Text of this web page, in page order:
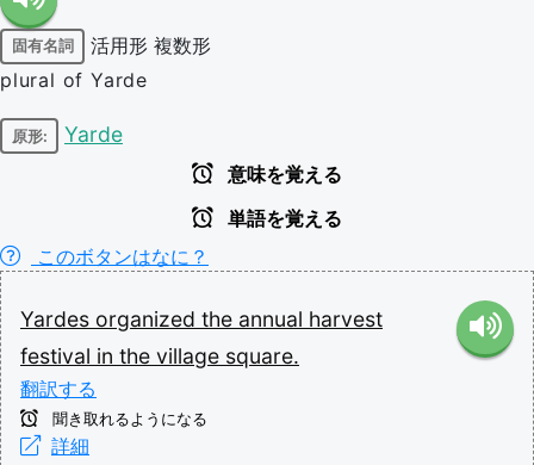
固有名詞 活用形 複数形
plural of Yarde
原形: Yarde
意味を覚える
単語を覚える
このボタンはなに？
Yardes organized the annual harvest
festival in the village square.
翻訳する
聞き取れるようになる
詳細